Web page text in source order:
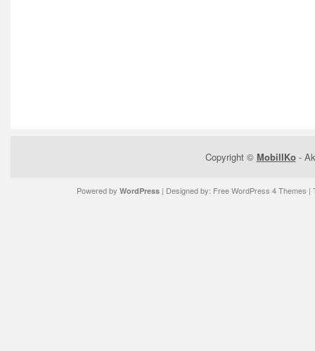
Copyright © MobilIKo-
Powered by WordPress| Designed by: Free WordPress 4 Themes |